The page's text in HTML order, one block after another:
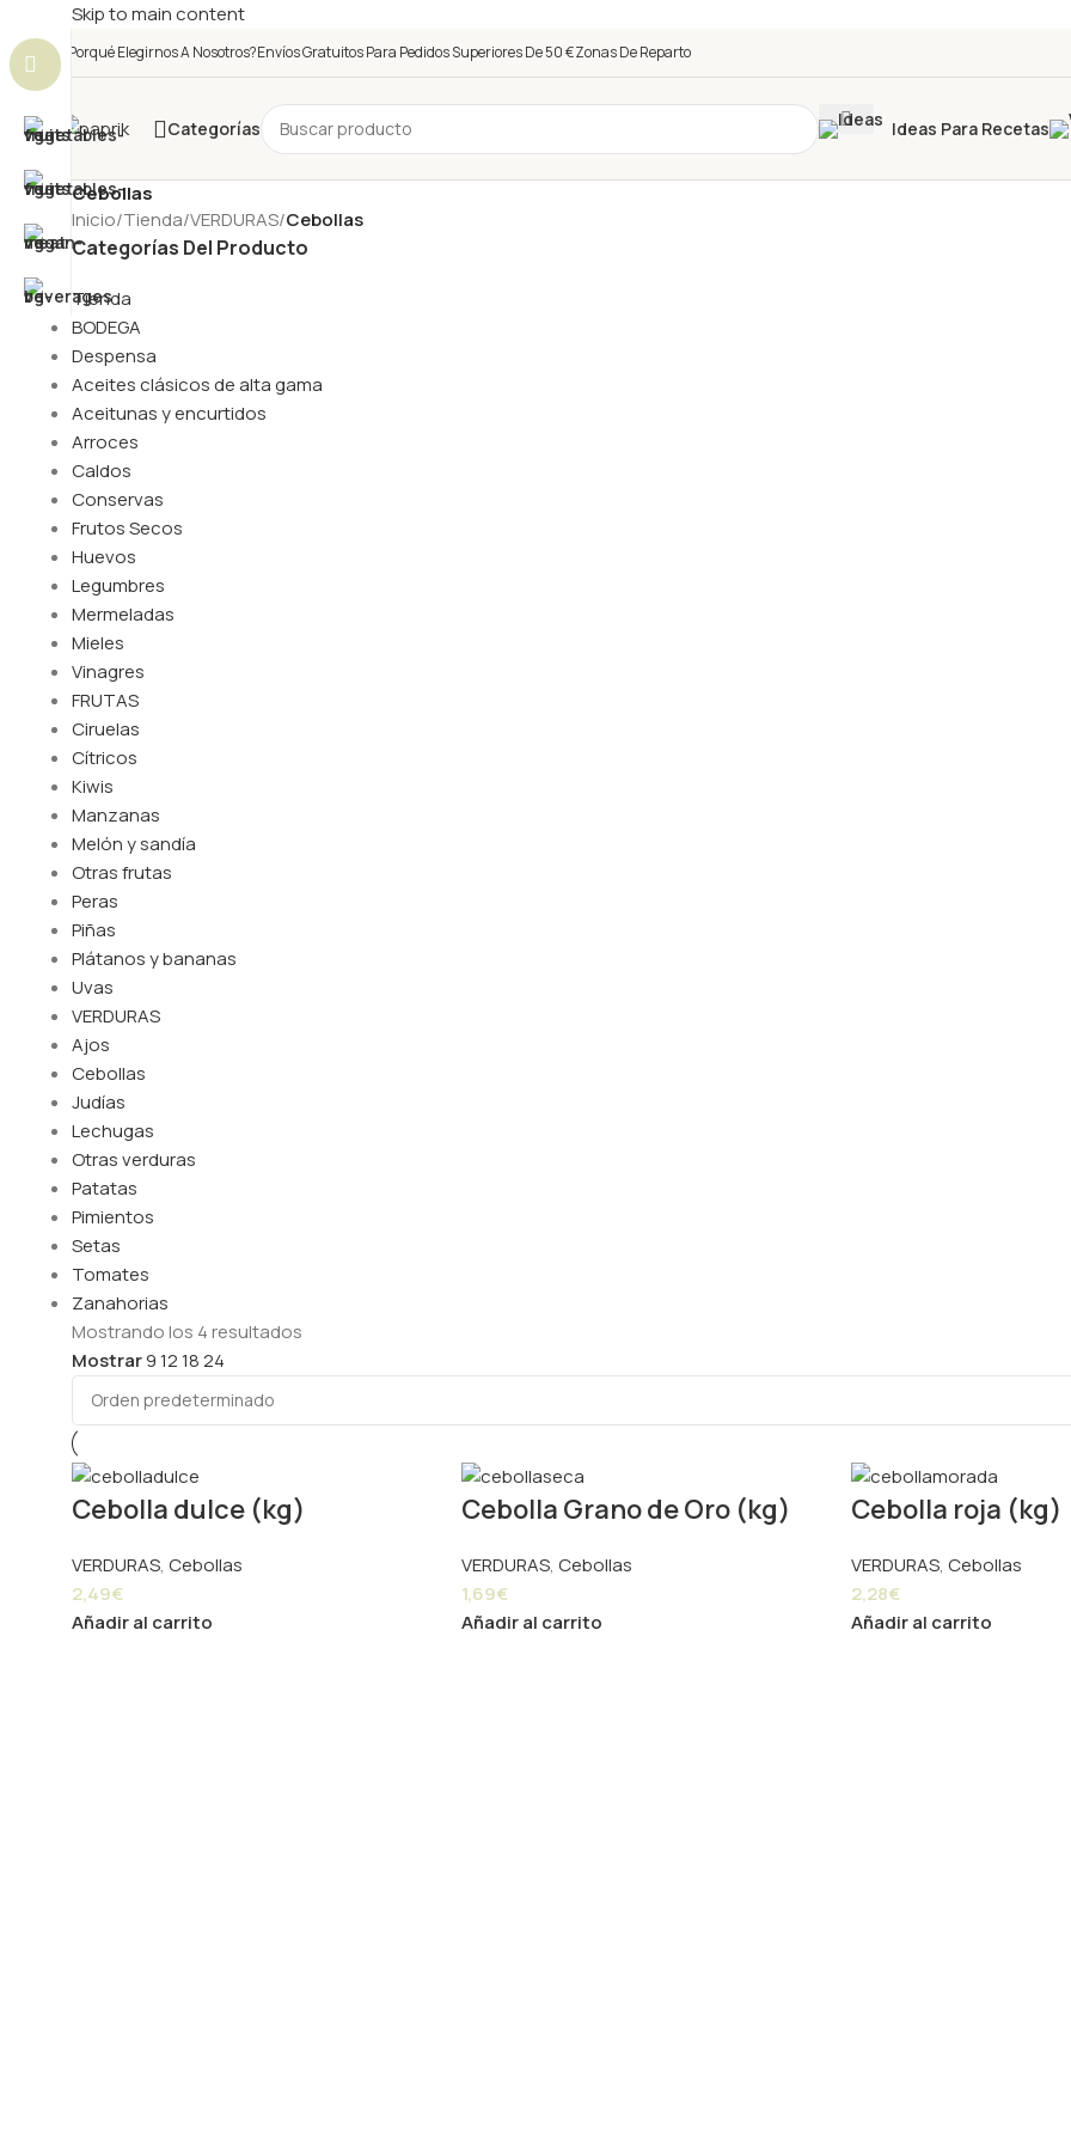
Skip to main content
¿Porqué Elegirnos A Nosotros?Envíos Gratuitos Para Pedidos Superiores De 50 €Zonas De Reparto
Categorías Ideas Para Recetas
Cebollas
Inicio/Tienda/VERDURAS/Cebollas
Categorías Del Producto
Tienda
BODEGA
Despensa
Aceites clásicos de alta gama
Aceitunas y encurtidos
Arroces
Caldos
Conservas
Frutos Secos
Huevos
Legumbres
Mermeladas
Mieles
Vinagres
FRUTAS
Ciruelas
Cítricos
Kiwis
Manzanas
Melón y sandía
Otras frutas
Peras
Piñas
Plátanos y bananas
Uvas
VERDURAS
Ajos
Cebollas
Judías
Lechugas
Otras verduras
Patatas
Pimientos
Setas
Tomates
Zanahorias
Mostrando los 4 resultados
Mostrar9121824
Cebolla dulce (kg)
VERDURAS, Cebollas
2,49€
Añadir al carrito
Cebolla Grano de Oro (kg)
VERDURAS, Cebollas
1,69€
Añadir al carrito
Cebolla roja (kg)
VERDURAS, Cebollas
2,28€
Añadir al carrito